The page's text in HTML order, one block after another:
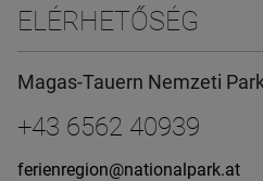
ELÉRHETŐSÉG
Magas-Tauern Nemzeti
+43 6562 40939
ferienregion@nationalpark.at